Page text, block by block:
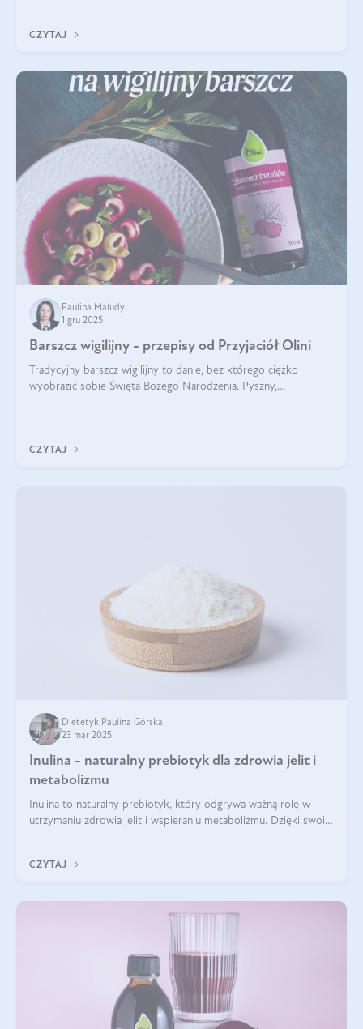
CZYTAJ
Paulina Maludy
1 gru 2025
Barszcz wigilijny - przepisy od Przyjaciół Olini
Tradycyjny barszcz wigilijny to danie, bez którego ciężko
wyobrazić sobie Święta Bożego Narodzenia. Pyszny,
CZYTAJ
Dietetyk Paulina Górska
23 mar 2025
Inulina - naturalny prebiotyk dla zdrowia jelit i
metabolizmu
Inulina to naturalny prebiotyk, który odgrywa ważną rolę w
utrzymaniu zdrowia jelit i wspieraniu metabolizmu. Dzięki swoim
CZYTAJ